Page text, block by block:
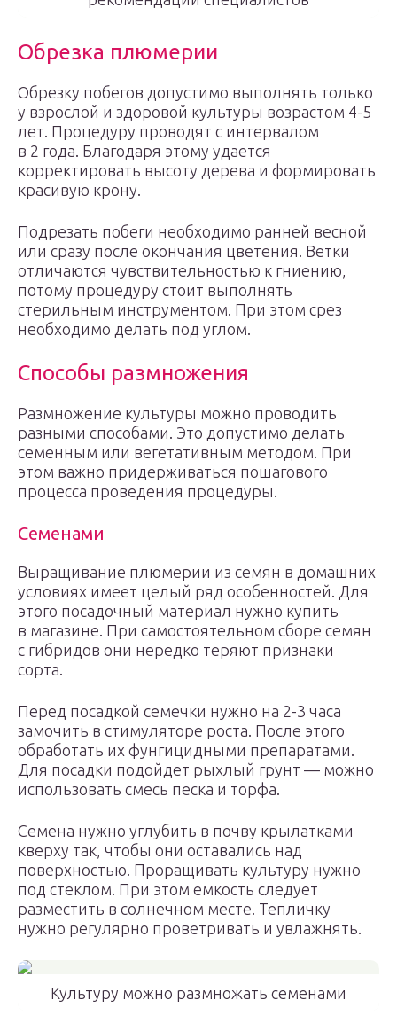
Обрезка плюмерии
Обрезку побегов допустимо выполнять только
у взрослой и здоровой культуры возрастом 4-5
лет. Процедуру проводят с интервалом
в 2 года. Благодаря этому удается
корректировать высоту дерева и формировать
красивую крону.
Подрезать побеги необходимо ранней весной
или сразу после окончания цветения. Ветки
отличаются чувствительностью к гниению,
потому процедуру стоит выполнять
стерильным инструментом. При этом срез
необходимо делать под углом.
Способы размножения
Размножение культуры можно проводить
разными способами. Это допустимо делать
семенным или вегетативным методом. При
этом важно придерживаться пошагового
процесса проведения процедуры.
Семенами
Выращивание плюмерии из семян в домашних
условиях имеет целый ряд особенностей. Для
этого посадочный материал нужно купить
в магазине. При самостоятельном сборе семян
с гибридов они нередко теряют признаки
сорта.
Перед посадкой семечки нужно на 2-3 часа
замочить в стимуляторе роста. После этого
обработать их фунгицидными препаратами.
Для посадки подойдет рыхлый грунт — можно
использовать смесь песка и торфа.
Семена нужно углубить в почву крылатками
кверху так, чтобы они оставались над
поверхностью. Проращивать культуру нужно
под стеклом. При этом емкость следует
разместить в солнечном месте. Тепличку
нужно регулярно проветривать и увлажнять.
Культуру можно размножать семенами